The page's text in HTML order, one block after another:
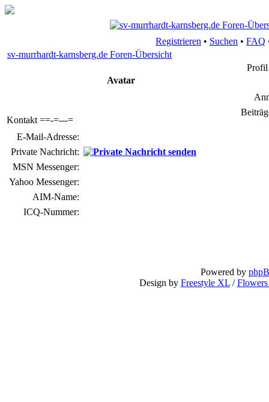
Registrieren • Suchen • FAQ
sv-murrhardt-karnsberg.de Foren-Übersicht
Profil
Avatar
Kontakt ==-=---=
E-Mail-Adresse:
Private Nachricht:
MSN Messenger:
Yahoo Messenger:
AIM-Name:
ICQ-Nummer:
Powered by
Design by Freestyle XL/